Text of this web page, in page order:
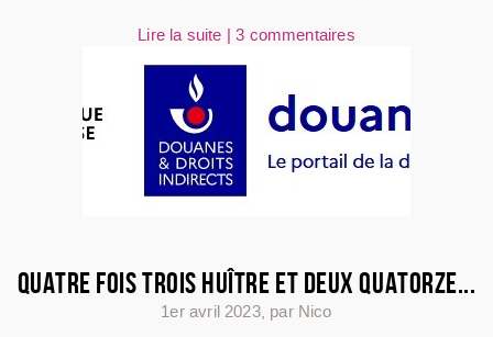
Lire la suite | 3 commentaires
QUATRE FOIS TROIS HUÎTRE ET DEUX QUATORZE...
1er avril 2023, par Nico